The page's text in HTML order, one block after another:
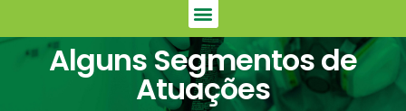
Alguns Segmentos de
Atuações